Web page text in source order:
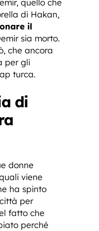
quello che
di Hakan,
il
sia morto.
che ancora
per gli
turca.
di
donne
viene
ha spinto
per
fatto che
perché